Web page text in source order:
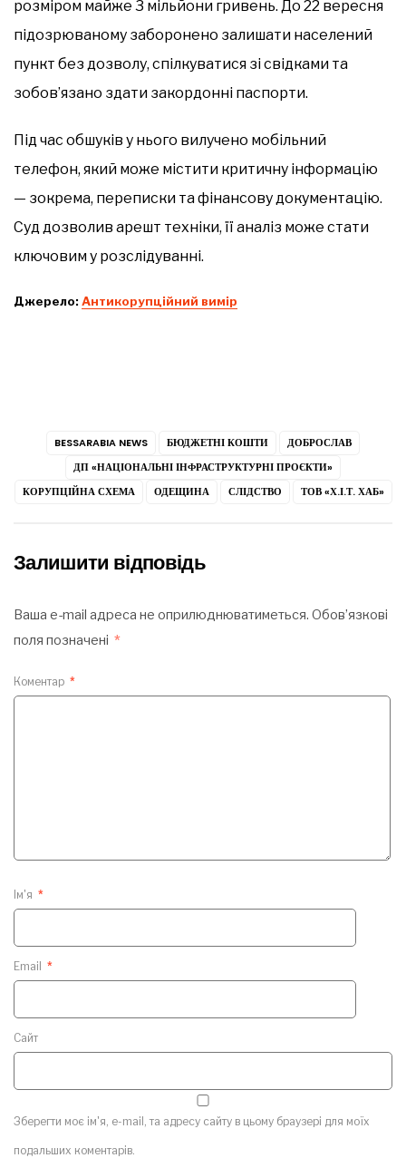
розміром майже 3 мільйони гривень. До 22 вересня
підозрюваному заборонено залишати населений
пункт без дозволу, спілкуватися зі свідками та
зобов’язано здати закордонні паспорти.
Під час обшуків у нього вилучено мобільний
телефон, який може містити критичну інформацію
— зокрема, переписки та фінансову документацію.
Суд дозволив арешт техніки, її аналіз може стати
ключовим у розслідуванні.
Джерело: Антикорупційний вимір
BESSARABIA NEWS БЮДЖЕТНІ КОШТИ
ДОБРОСЛАВ
ДП «НАЦІОНАЛЬНІ ІНФРАСТРУКТУРНІ ПРОЄКТИ»
КОРУПЦІЙНА СХЕМА
ОДЕЩИНА СЛІДСТВО ТОВ «Х.І.Т. ХАБ»
Залишити відповідь
Ваша e-mail адреса не оприлюднюватиметься. Обов’язкові
поля позначені *
Коментар *
Ім'я *
Email *
Сайт
Зберегти моє ім'я, e-mail, та адресу сайту в цьому браузері для моїх
подальших коментарів.